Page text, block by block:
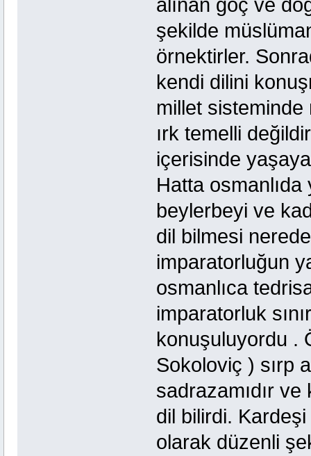
alınan göç ve
şekilde
örnektirler.
kendi dilini
millet sisteminde
ırk temelli
içerisinde
Hatta
beylerbeyi ve
dil bilmesi
imparatorluğun
osmanlıca
imparatorluk
konuşuluyordu .
Sokoloviç ) sırp
sadrazamıdır
dil bilirdi.
olarak düzenli